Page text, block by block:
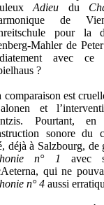
Adieu du
de
pour la
Mahler de
avec
?
comparaison est
et
Pourtant,
sonore du
déjà à Salzbourg, de
n° 1 avec
qui ne
n° 4 aussi